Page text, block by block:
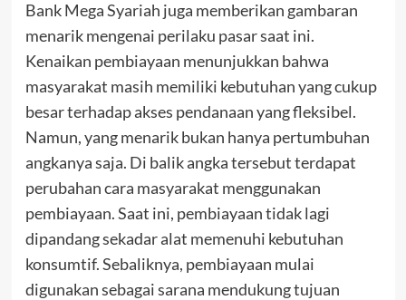
Bank Mega Syariah juga memberikan gambaran
menarik mengenai perilaku pasar saat ini.
Kenaikan pembiayaan menunjukkan bahwa
masyarakat masih memiliki kebutuhan yang cukup
besar terhadap akses pendanaan yang fleksibel.
Namun, yang menarik bukan hanya pertumbuhan
angkanya saja. Di balik angka tersebut terdapat
perubahan cara masyarakat menggunakan
pembiayaan. Saat ini, pembiayaan tidak lagi
dipandang sekadar alat memenuhi kebutuhan
konsumtif. Sebaliknya, pembiayaan mulai
digunakan sebagai sarana mendukung tujuan